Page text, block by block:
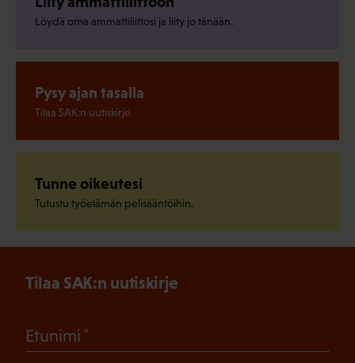
Löydä oma ammattiliittosi ja liity jo tänään.
Pysy ajan tasalla
Tilaa SAK:n uutiskirje.
Tunne oikeutesi
Tutustu työelämän pelisääntöihin.
Tilaa SAK:n uutiskirje
Etunimi